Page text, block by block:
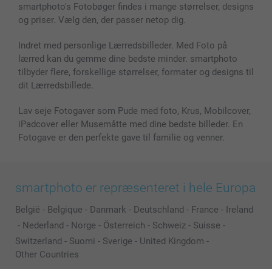
smartphoto's Fotobøger findes i mange størrelser, designs
og priser. Vælg den, der passer netop dig.
Indret med personlige Lærredsbilleder. Med Foto på
lærred kan du gemme dine bedste minder. smartphoto
tilbyder flere, forskellige størrelser, formater og designs til
dit Lærredsbillede.
Lav seje Fotogaver som Pude med foto, Krus, Mobilcover,
iPadcover eller Musemåtte med dine bedste billeder. En
Fotogave er den perfekte gave til familie og venner.
smartphoto er repræsenteret i hele Europa
België - Belgique - Danmark - Deutschland - France - Ireland
- Nederland - Norge - Österreich - Schweiz - Suisse -
Switzerland - Suomi - Sverige - United Kingdom -
Other Countries